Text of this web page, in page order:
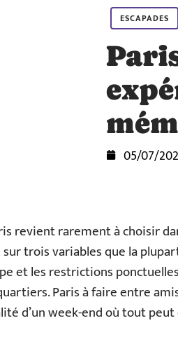
ESCAPADES
05/07/
revient rarement à choisir
trois variables que la
et les restrictions
Paris à faire entre
d’un week-end où tout